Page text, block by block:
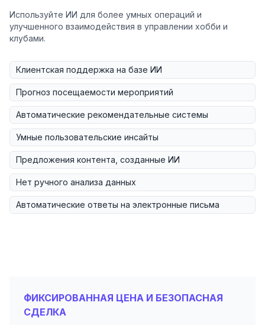
Используйте ИИ для более умных операций и
улучшенного взаимодействия в управлении хобби и
клубами.
Клиентская поддержка на базе ИИ
Прогноз посещаемости мероприятий
Автоматические рекомендательные системы
Умные пользовательские инсайты
Предложения контента, созданные ИИ
Нет ручного анализа данных
Автоматические ответы на электронные письма
ФИКСИРОВАННАЯ ЦЕНА И БЕЗОПАСНАЯ
СДЕЛКА